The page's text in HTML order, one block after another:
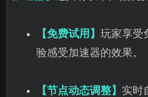
【免费试用】 玩家享受
验感受加速器的效果。
【节点动态调整】 实时